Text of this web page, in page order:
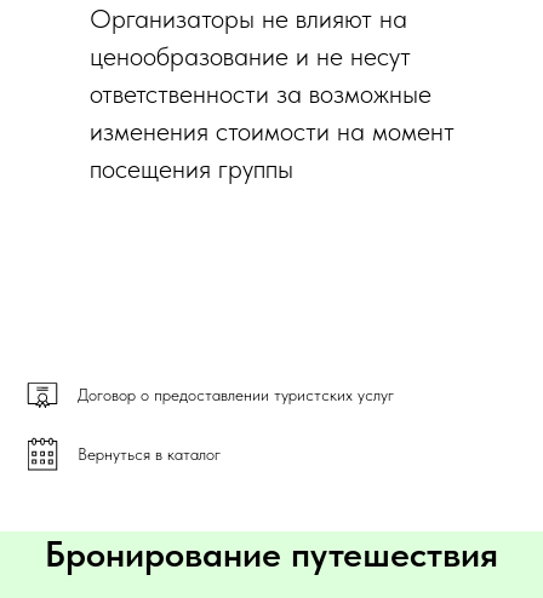
Организаторы не влияют на
ценообразование и не несут
ответственности за возможные
изменения стоимости на момент
посещения группы
Договор о предоставлении туристских услуг
Вернуться в каталог
Бронирование путешествия